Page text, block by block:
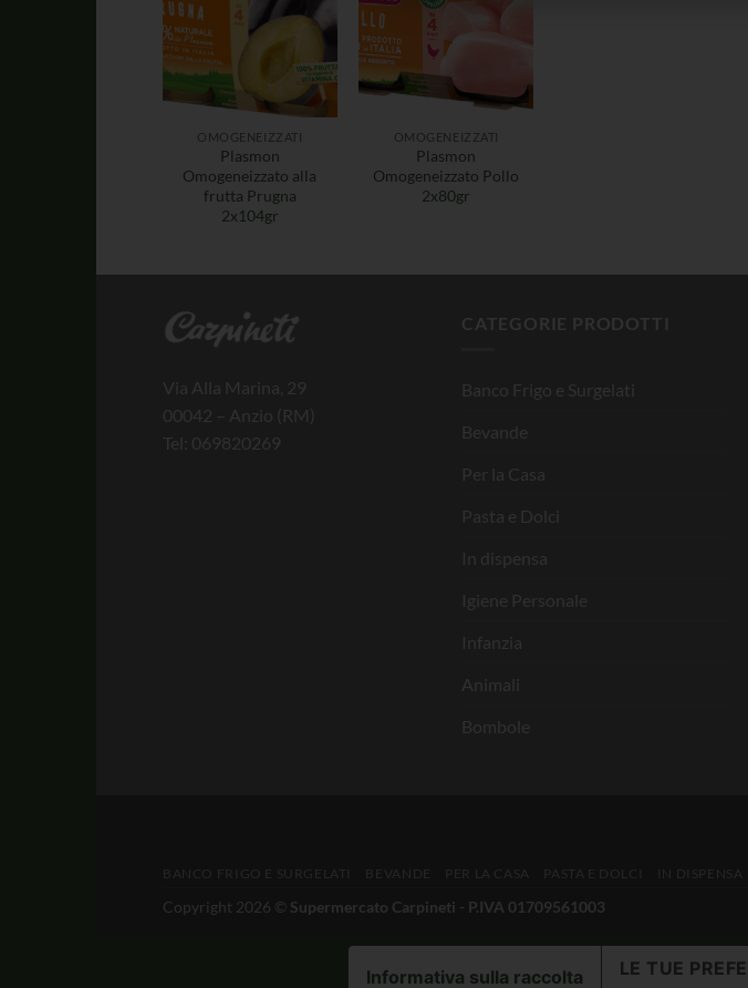
OMOGENEIZZATI
Plasmon
Omogeneizzato alla
frutta Prugna
2x104gr
OMOGENEIZZATI
Plasmon
Omogeneizzato Pollo
2x80gr
Via Alla Marina, 29
00042 – Anzio (RM)
Tel: 069820269
CATEGORIE PRODOTTI
Banco Frigo e Surgelati
Bevande
Per la Casa
Pasta e Dolci
In dispensa
Igiene Personale
Infanzia
Animali
Bombole
Copyright 2026 © Supermercato Carpineti - P.IVA 01709561003
Informativa sulla raccolta LE TUE